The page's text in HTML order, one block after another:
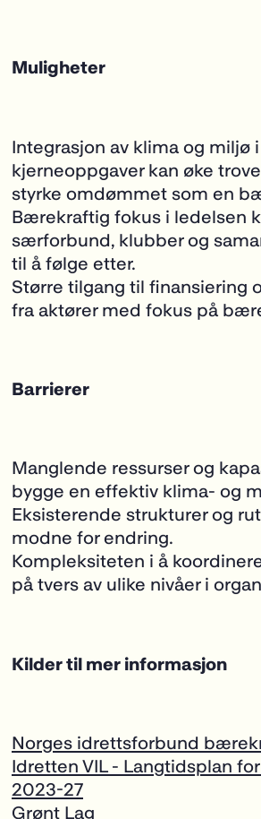
Muligheter
Integrasjon av klima og miljø
kjerneoppgaver kan øke
styrke omdømmet som en
Bærekraftig fokus i ledelsen
særforbund, klubber og
til å følge etter.
Større tilgang til finansiering
fra aktører med fokus på
Barrierer
Manglende ressurser og
bygge en effektiv klima- og
Eksisterende strukturer og
modne for endring.
Kompleksiteten i å
på tvers av ulike nivåer i
Kilder til mer informasjon
Norges idrettsforbund
Idretten VIL - Langtidsplan
2023-27
Grønt Lag